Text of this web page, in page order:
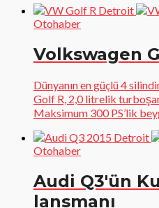
Otohaber
Volkswagen
Dünyanın en güçlü 4
Golf R, 2,0 litrelik
Maksimum 300 PS’lik
Otohaber
Audi Q3′ün
lansmanı